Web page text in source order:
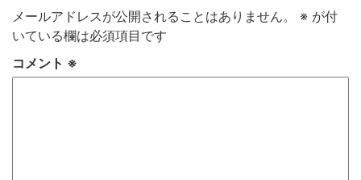
メールアドレスが公開されることはありません。 ※ が付
いている欄は必須項目です
コメント ※